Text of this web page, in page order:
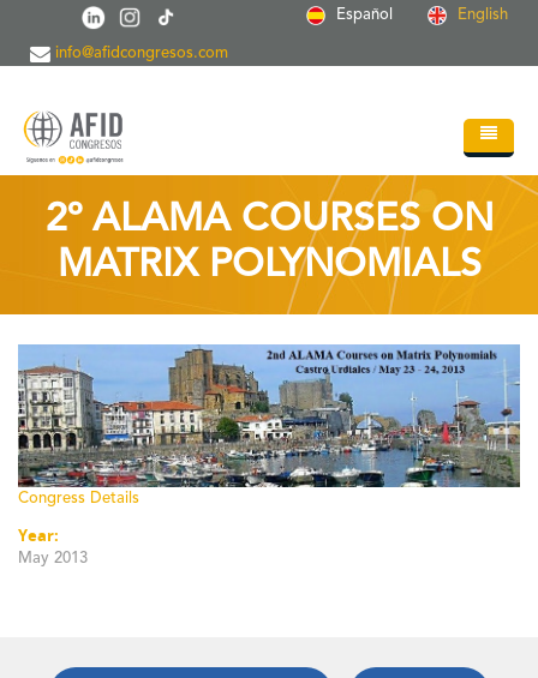
Skip to main content Español English
info@afidcongresos.com
Home
About AFID
Events
Sci.Societies
Blog
Contact
2º ALAMA COURSES ON
MATRIX POLYNOMIALS
Congress Details
Year:
May 2013